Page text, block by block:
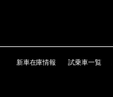
新車在庫情報 試乗車一覧